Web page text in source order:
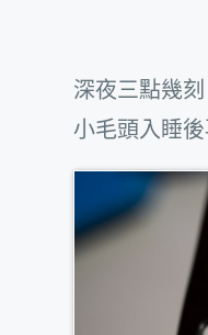
深夜三點幾
小毛頭入睡